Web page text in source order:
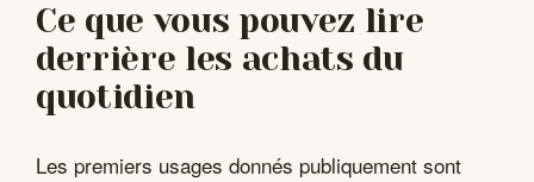
Ce que vous pouvez lire
derrière les achats du
quotidien
Les premiers usages donnés publiquement sont